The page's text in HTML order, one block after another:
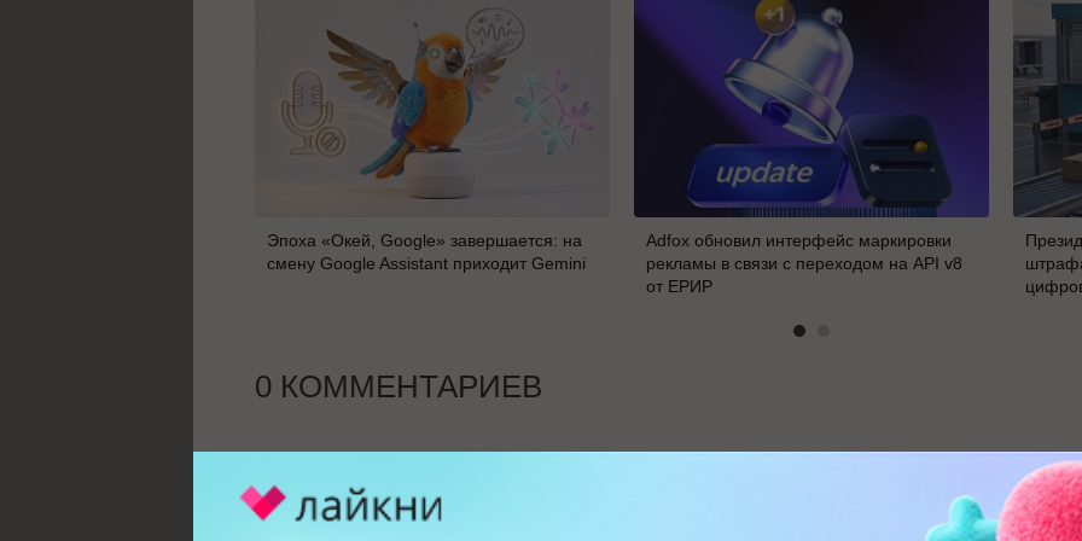
Эпоха «Окей, Google» завершается: на
смену Google Assistant приходит Gemini
Adfox обновил интерфейс маркировки
рекламы в связи с переходом на API v8
от ЕРИР
0 КОММЕНТАРИЕВ